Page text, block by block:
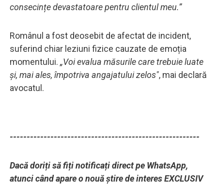
consecințe devastatoare pentru clientul meu.”
Românul a fost deosebit de afectat de incident,
suferind chiar leziuni fizice cauzate de emoția
momentului. „Voi evalua măsurile care trebuie luate
și, mai ales, împotriva angajatului zelos", mai declară
avocatul.
--------------------------------------------------------
Dacă doriți să fiți notificați direct pe WhatsApp,
atunci când apare o nouă știre de interes EXCLUSIV